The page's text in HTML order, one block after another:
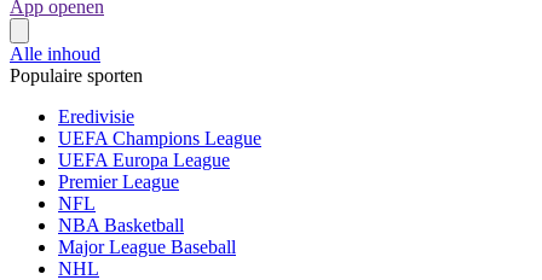
App openen
Alle inhoud
Populaire sporten
Eredivisie
UEFA Champions League
UEFA Europa League
Premier League
NFL
NBA Basketball
Major League Baseball
NHL